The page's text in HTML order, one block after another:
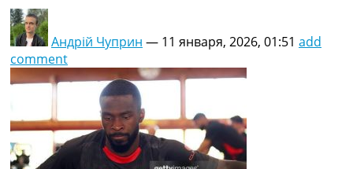
Андрій Чуприн — 11 января, 2026, 01:51 add
comment